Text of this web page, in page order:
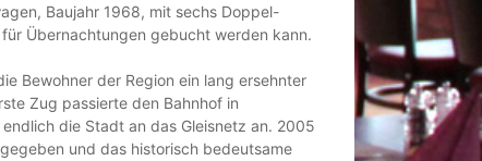
Baujahr 1968, mit sechs Doppel-
Übernachtungen gebucht werden kann.
Bewohner der Region ein lang ersehnter
Zug passierte den Bahnhof in
die Stadt an das Gleisnetz an. 2005
und das historisch bedeutsame